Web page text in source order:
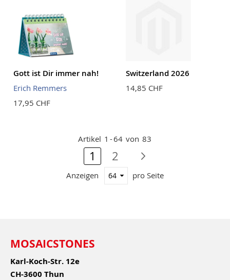
Gott ist Dir immer nah!
Erich Remmers
17,95 CHF
Switzerland 2026
14,85 CHF
Artikel 1 -64 von 83
Seite
Sie lesen gerade Seite
1 Seite
2
Anzeigen pro Seite
MOSAICSTONES
Karl-Koch-Str. 12e
CH-3600 Thun